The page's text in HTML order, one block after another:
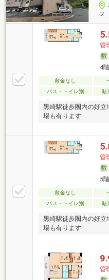
２
管
4
敷金なし
バス・トイレ別
駐
黒崎駅徒歩圏内の好
場も有ります
管
5
敷金なし
バス・トイレ別
駐
黒崎駅徒歩圏内の好
場も有ります
管